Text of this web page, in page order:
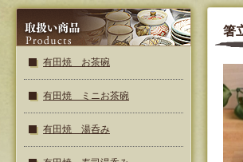
箸
有田焼 お茶碗
有田焼 ミニお茶碗
有田焼 湯呑み